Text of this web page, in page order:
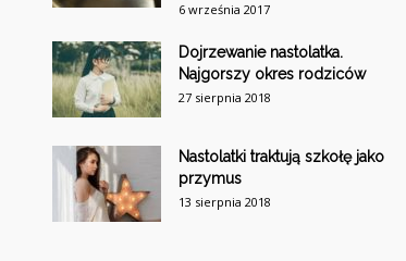
6 września 2017
Dojrzewanie nastolatka.
Najgorszy okres rodziców
27 sierpnia 2018
Nastolatki traktują szkołę jako
przymus
13 sierpnia 2018